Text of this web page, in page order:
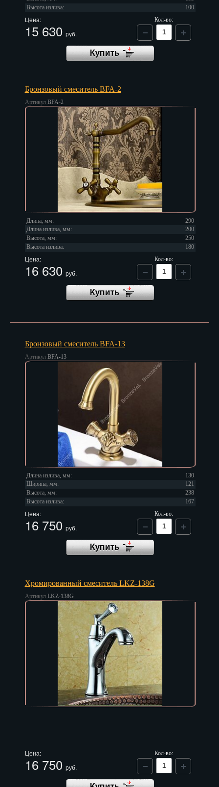
Высота излива:
100
Цена:
15 630 руб.
Кол-во:
Бронзовый смеситель BFA-2
Артикул BFA-2
Длина, мм:
290
Длина излива, мм:
200
Высота, мм:
250
Высота излива:
180
Цена:
16 630 руб.
Кол-во:
Бронзовый смеситель BFA-13
Артикул BFA-13
Длина излива, мм:
130
Ширина, мм:
121
Высота, мм:
238
Высота излива:
167
Цена:
16 750 руб.
Кол-во:
Хромированный смеситель LKZ-138G
Артикул LKZ-138G
Цена:
16 750 руб.
Кол-во: